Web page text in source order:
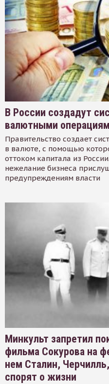
В России создадут
валютными
Правительство создает
в валюте, с помощью
оттоком капитала из
нежелание бизнеса
предупреждениям власти
Минкульт запретил
фильма Сокурова на
нем Сталин,
спорят о жизни